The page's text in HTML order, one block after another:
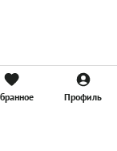
Профиль